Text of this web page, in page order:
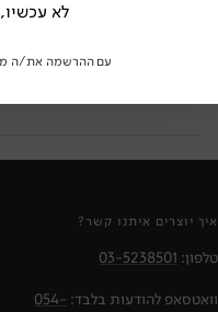
איך יוצרים איתנו קשר?
טלפון: 03-5238501
וואטסאפ להודעות בלבד: 054-
לא
עם ההרשמה את/ה